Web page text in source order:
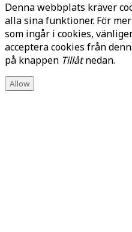
Denna webbplats kräver
alla sina funktioner. För
som ingår i cookies,
acceptera cookies från
på knappen Tillåtnedan.
Allow